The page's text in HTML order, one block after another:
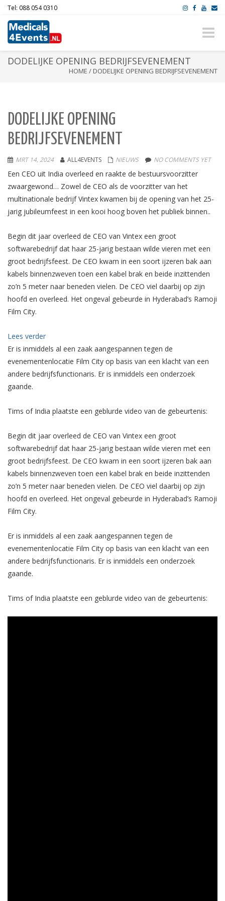
Tel: 088 054 0310
Toggle
DODELIJKE OPENING BEDRIJFSEVENEMENT
HOME / DODELIJKE OPENING BEDRIJFSEVENEMENT
DODELIJKE OPENING
BEDRIJFSEVENEMENT
MRT 14, 2024 ALL4EVENTS NIEUWS NO COMMENTS YET
Een CEO uit India overleed en raakte de bestuursvoorzitter
zwaargewond… Zowel de CEO als de voorzitter van het
multinationale bedrijf Vintex kwamen bij de opening van het 25-
jarig jubileumfeest in een kooi hoog boven het publiek binnen..
Begin dit jaar overleed de CEO van Vintex een groot
softwarebedrijf dat haar 25-jarig bestaan wilde vieren met een
groot bedrijfsfeest. De CEO kwam in een soort ijzeren bak aan
kabels binnenzweven toen een kabel brak en beide inzittenden
zo’n 5 meter naar beneden vielen. De CEO viel daarbij op zijn
hoofd en overleed. Het ongeval gebeurde in Hyderabad’s Ramoji
Film City.
Lees verder:
Dodelijke
opening
bedrijfsevenement
Er is inmiddels al een zaak aangespannen tegen de
evenementenlocatie Film City op basis van een klacht van een
andere bedrijfsfunctionaris. Er is inmiddels een onderzoek
gaande.
Tims of India plaatste een geblurde video van de gebeurtenis:
Begin dit jaar overleed de CEO van Vintex een groot
softwarebedrijf dat haar 25-jarig bestaan wilde vieren met een
groot bedrijfsfeest. De CEO kwam in een soort ijzeren bak aan
kabels binnenzweven toen een kabel brak en beide inzittenden
zo’n 5 meter naar beneden vielen. De CEO viel daarbij op zijn
hoofd en overleed. Het ongeval gebeurde in Hyderabad’s Ramoji
Film City.
Er is inmiddels al een zaak aangespannen tegen de
evenementenlocatie Film City op basis van een klacht van een
andere bedrijfsfunctionaris. Er is inmiddels een onderzoek
gaande.
Tims of India plaatste een geblurde video van de gebeurtenis: